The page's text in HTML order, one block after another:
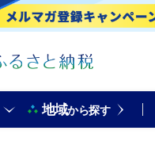
地域から探す